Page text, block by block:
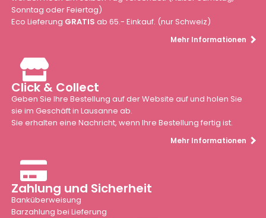
Sonntag oder Feiertag)
Eco Lieferung GRATIS ab 65.- Einkauf. (nur Schweiz)
Mehr Informationen
Click & Collect
Geben Sie Ihre Bestellung auf der Website auf und holen Sie
sie im Geschäft in Lausanne ab.
Sie erhalten eine Nachricht, wenn Ihre Bestellung fertig ist.
Mehr Informationen
Zahlung und Sicherheit
Banküberweisung
Barzahlung bei Lieferung